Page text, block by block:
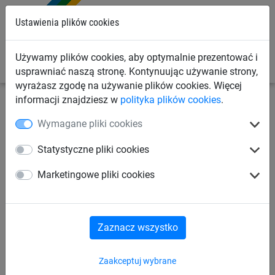
Ustawienia plików cookies
Używamy plików cookies, aby optymalnie prezentować i
usprawniać naszą stronę. Kontynuując używanie strony,
wyrażasz zgodę na używanie plików cookies. Więcej
informacji znajdziesz w polityka plików cookies.
Wymagane pliki cookies
Statystyczne pliki cookies
Marketingowe pliki cookies
Zaakceptuj wybrane
Zaznacz wszystko
Oryginalne Ptasie Gniazda®
Akcesoria